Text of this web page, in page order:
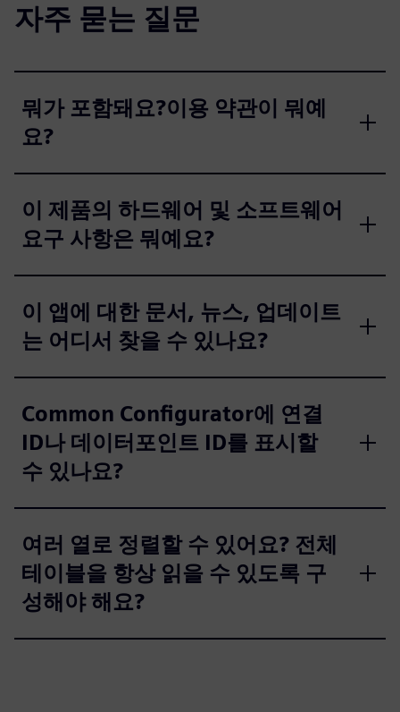
자주 묻는 질문
뭐가 포함돼요?이용 약관이 뭐예
요?
이 제품의 하드웨어 및 소프트웨어
요구 사항은 뭐예요?
이 앱에 대한 문서, 뉴스, 업데이트
는 어디서 찾을 수 있나요?
Common Configurator에 연결
ID나 데이터포인트 ID를 표시할
수 있나요?
여러 열로 정렬할 수 있어요? 전체
테이블을 항상 읽을 수 있도록 구
성해야 해요?